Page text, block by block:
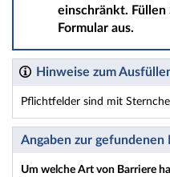
einschränkt. Füllen
Formular aus.
Hinweise zum
Pflichtfelder sind mit
Dieses Formular enthält
Angaben zur gefundenen
Um welche Art von Barriere